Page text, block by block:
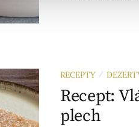
RECEPTY /
Recept:
plech